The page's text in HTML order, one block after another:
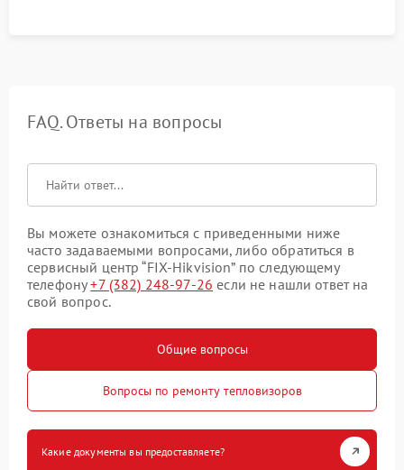
FAQ. Ответы на вопросы
Вы можете ознакомиться с приведенными ниже
часто задаваемыми вопросами, либо обратиться в
сервисный центр “FIX-Hikvision” по следующему
телефону+7 (382) 248-97-26 если не нашли ответ на
свой вопрос.
Общие вопросы
Вопросы по ремонту тепловизоров
Какие документы вы предоставляете?